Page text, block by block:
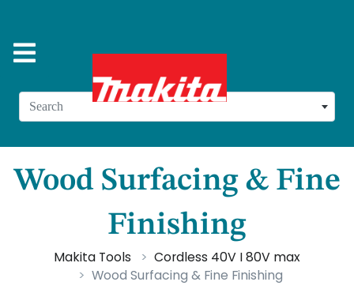
Search
Wood Surfacing & Fine
Finishing
Makita Tools
Cordless 40V I 80V max
Wood Surfacing & Fine Finishing